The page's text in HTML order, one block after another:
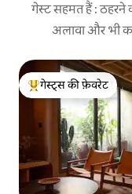
गेस्ट सहमत हैं :
अलावा और भी
गेस्ट्स का टॉप फ़ेवरेट
गेस्ट्स की फ़ेवरेट